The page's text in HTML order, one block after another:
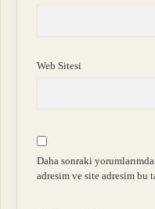
Web Sitesi
Daha sonraki
adresim ve site adresim bu